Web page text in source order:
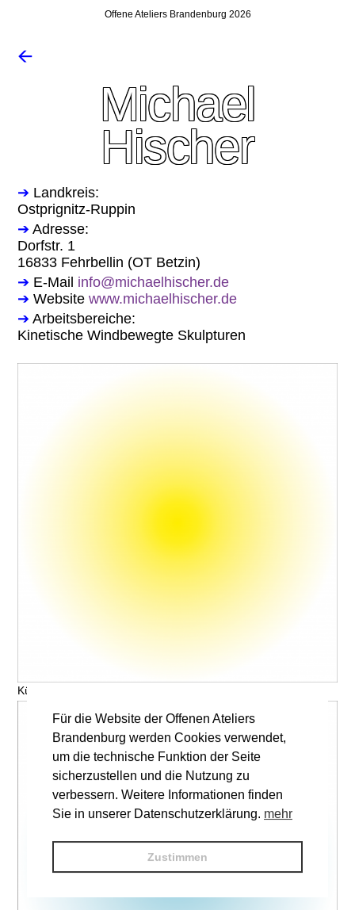
Offene Ateliers Brandenburg 2026
🡨
Michael
Hischer
➔ Landkreis:
Ostprignitz-Ruppin
➔ Adresse:
Dorfstr. 1
16833 Fehrbellin (OT Betzin)
➔ E-Mail info@michaelhischer.de
➔ Websitewww.michaelhischer.de
➔ Arbeitsbereiche:
Kinetische Windbewegte Skulpturen
Künstler, Titel © V. Name
Für die Website der Offenen Ateliers
Brandenburg werden Cookies verwendet,
um die technische Funktion der Seite
sicherzustellen und die Nutzung zu
verbessern. Weitere Informationen finden
Sie in unserer Datenschutzerklärung. mehr
Zustimmen